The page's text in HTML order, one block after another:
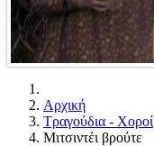
Αρχική
Τραγούδια - Χοροί
Μιτσιντέι βρούτε